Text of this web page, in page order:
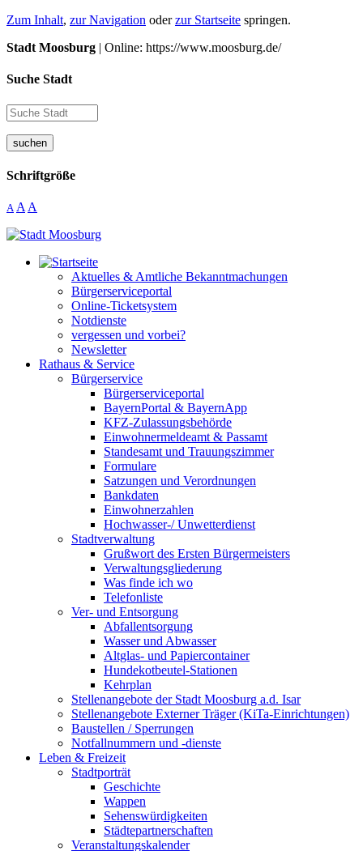
Zum Inhalt, zur Navigation oderzur Startseite springen.
Stadt Moosburg | Online: https://www.moosburg.de/
Suche Stadt
suchen
Schriftgröße
A A A
Aktuelles & Amtliche Bekanntmachungen
Bürgerserviceportal
Online-Ticketsystem
Notdienste
vergessen und vorbei?
Newsletter
Rathaus & Service
Bürgerservice
Bürgerserviceportal
BayernPortal & BayernApp
KFZ-Zulassungsbehörde
Einwohnermeldeamt & Passamt
Standesamt und Trauungszimmer
Formulare
Satzungen und Verordnungen
Bankdaten
Einwohnerzahlen
Hochwasser-/ Unwetterdienst
Stadtverwaltung
Grußwort des Ersten Bürgermeisters
Verwaltungsgliederung
Was finde ich wo
Telefonliste
Ver- und Entsorgung
Abfallentsorgung
Wasser und Abwasser
Altglas- und Papiercontainer
Hundekotbeutel-Stationen
Kehrplan
Stellenangebote der Stadt Moosburg a.d. Isar
Stellenangebote Externer Träger (KiTa-Einrichtungen)
Baustellen / Sperrungen
Notfallnummern und -dienste
Leben & Freizeit
Stadtporträt
Geschichte
Wappen
Sehenswürdigkeiten
Städtepartnerschaften
Veranstaltungskalender